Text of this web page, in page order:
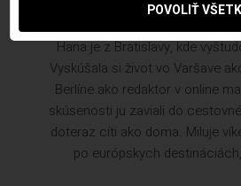
Hana Hudson
Hana je z Bratislavy, kde
Vyskúšala si život vo Varšave
Berlíne ako redaktor v online
skúsenosti ju zaviali do
doteraz cíti ako doma. Miluje
po európskych
POVOLIŤ